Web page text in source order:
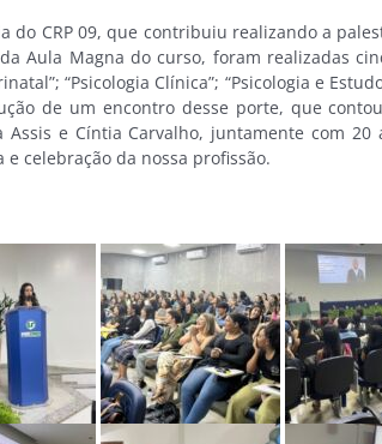
CRP 09, que contribuiu realizando a
Aula Magna do curso, foram realizadas
“Psicologia Clínica”; “Psicologia e
de um encontro desse porte, que
e Cíntia Carvalho, juntamente com
celebração da nossa profissão.